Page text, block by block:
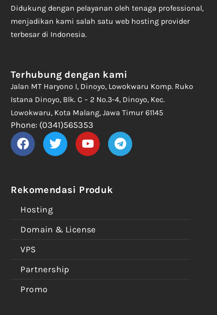
Didukung dengan pelayanan oleh tenaga professional,
menjadikan kami salah satu web hosting provider
terbesar di Indonesia.
Rekomendasi Produk
Hosting
Domain & License
VPS
Partnership
Promo
Terhubung dengan kami
Jalan MT Haryono I, Dinoyo, Lowokwaru Komp. Ruko
Istana Dinoyo, Blk. C – 2 No.3-4, Dinoyo, Kec.
Lowokwaru, Kota Malang, Jawa Timur 61145
Phone: (0341)565353